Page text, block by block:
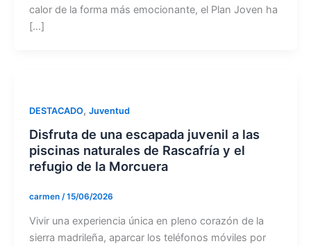
calor de la forma más emocionante, el Plan Joven ha
[…]
DESTACADO, Juventud
Disfruta de una escapada juvenil a las
piscinas naturales de Rascafría y el
refugio de la Morcuera
carmen /15/06/2026
Vivir una experiencia única en pleno corazón de la
sierra madrileña, aparcar los teléfonos móviles por